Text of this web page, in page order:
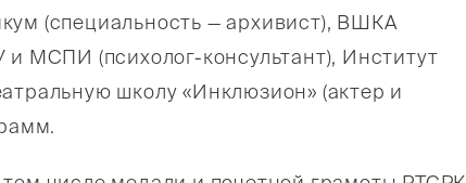
(специальность — архивист), ВШКА
МСПИ (психолог-консультант), Институт
школу «Инклюзион» (актер и